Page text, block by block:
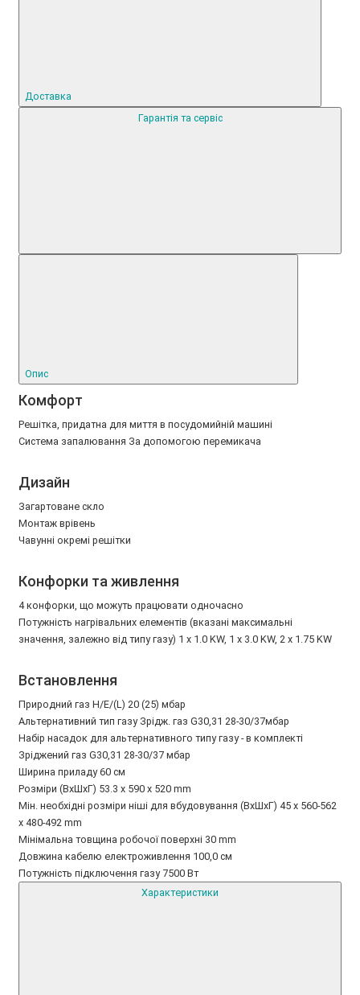
Доставка
Гарантія та сервіс
Опис
Комфорт
Решітка, придатна для миття в посудомийній машині
Система запалювання За допомогою перемикача
Дизайн
Загартоване скло
Монтаж врівень
Чавунні окремі решітки
Конфорки та живлення
4 конфорки, що можуть працювати одночасно
Потужність нагрівальних елементів (вказані максимальні
значення, залежно від типу газу) 1 x 1.0 KW, 1 x 3.0 KW, 2 x 1.75 KW
Встановлення
Природний газ H/E/(L) 20 (25) мбар
Альтернативний тип газу Зрідж. газ G30,31 28-30/37мбар
Набір насадок для альтернативного типу газу - в комплекті
Зріджений газ G30,31 28-30/37 мбар
Ширина приладу 60 см
Розміри (ВхШхГ) 53.3 x 590 x 520 mm
Мін. необхідні розміри ніші для вбудовування (ВхШхГ) 45 x 560-562
x 480-492 mm
Мінімальна товщина робочої поверхні 30 mm
Довжина кабелю електроживлення 100,0 см
Потужність підключення газу 7500 Вт